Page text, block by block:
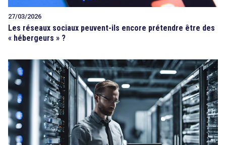
27/03/2026
Les réseaux sociaux peuvent-ils encore prétendre être des
« hébergeurs » ?